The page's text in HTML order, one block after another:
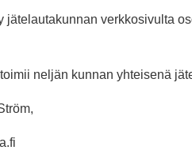
jätelautakunnan verkkosivulta
neljän kunnan yhteisenä